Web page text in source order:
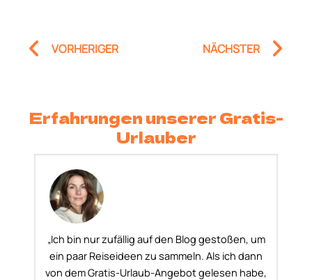
Prev
VORHERIGER NÄCHSTER
Erfahrungen unserer Gratis-
Urlauber
„Ich bin nur zufällig auf den Blog gestoßen, um
ein paar Reiseideen zu sammeln. Als ich dann
von dem Gratis-Urlaub-Angebot gelesen habe,